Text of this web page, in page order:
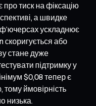
про тиск на фіксацію
а швидке
ф’ючерсах ускладнює
або
стане дуже
підтримку у
$0,08 тепер є
ймовірність
низька.